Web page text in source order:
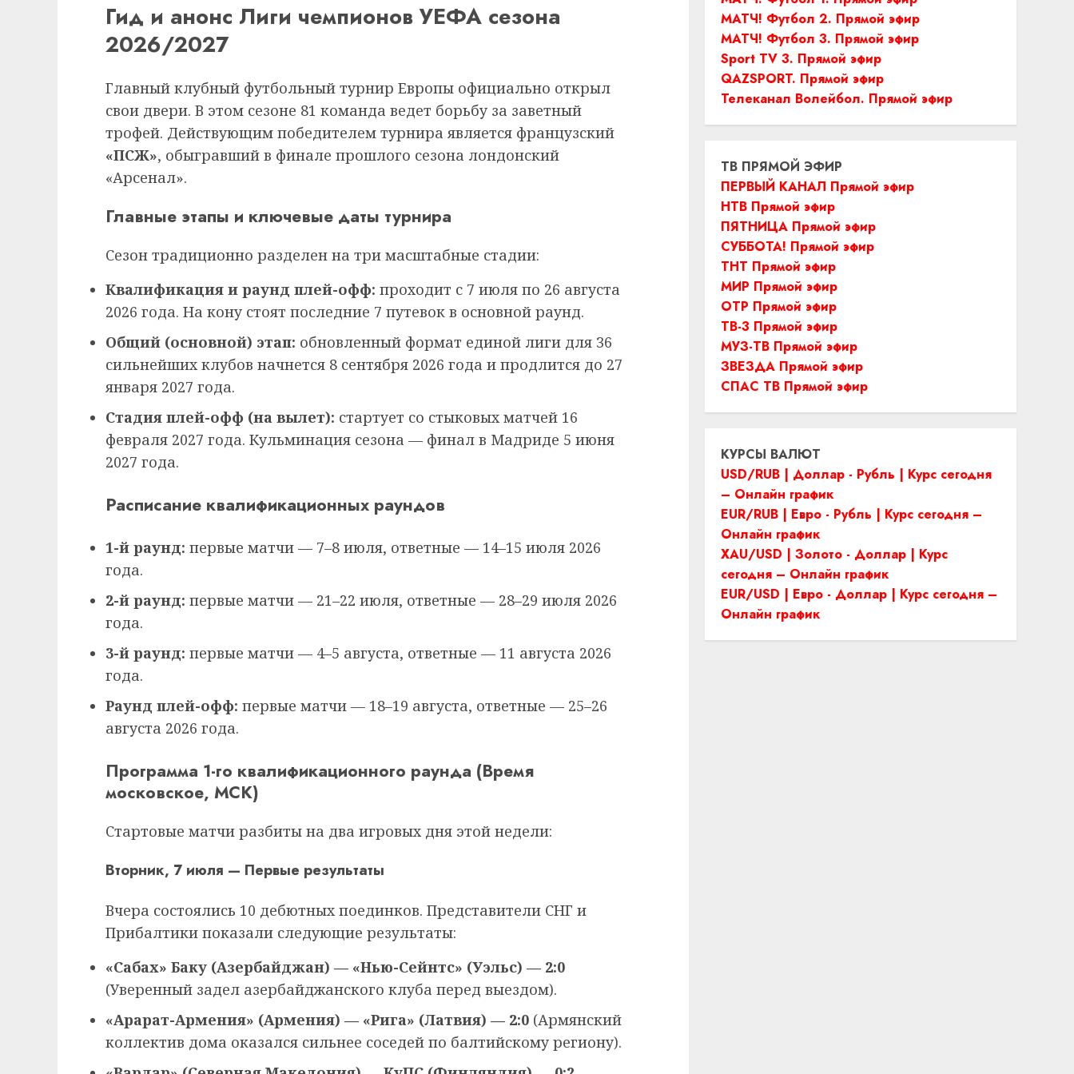
Гид и анонс Лиги чемпионов УЕФА сезона
2026/2027
Главный клубный футбольный турнир Европы официально открыл
свои двери. В этом сезоне 81 команда ведет борьбу за заветный
трофей. Действующим победителем турнира является французский
«ПСЖ», обыгравший в финале прошлого сезона лондонский
«Арсенал».
Главные этапы и ключевые даты турнира
Сезон традиционно разделен на три масштабные стадии:
Квалификация и раунд плей-офф: проходит с 7 июля по 26 августа
2026 года. На кону стоят последние 7 путевок в основной раунд.
Общий (основной) этап: обновленный формат единой лиги для 36
сильнейших клубов начнется 8 сентября 2026 года и продлится до 27
января 2027 года.
Стадия плей-офф (на вылет): стартует со стыковых матчей 16
февраля 2027 года. Кульминация сезона — финал в Мадриде 5 июня
2027 года.
Расписание квалификационных раундов
1-й раунд: первые матчи — 7–8 июля, ответные — 14–15 июля 2026
года.
2-й раунд: первые матчи — 21–22 июля, ответные — 28–29 июля 2026
года.
3-й раунд: первые матчи — 4–5 августа, ответные — 11 августа 2026
года.
Раунд плей-офф: первые матчи — 18–19 августа, ответные — 25–26
августа 2026 года.
Программа 1-го квалификационного раунда (Время
московское, МСК)
Стартовые матчи разбиты на два игровых дня этой недели:
Вторник, 7 июля — Первые результаты
Вчера состоялись 10 дебютных поединков. Представители СНГ и
Прибалтики показали следующие результаты:
«Сабах» Баку (Азербайджан) — «Нью-Сейнтс» (Уэльс) — 2:0
(Уверенный задел азербайджанского клуба перед выездом).
«Арарат-Армения» (Армения) — «Рига» (Латвия) — 2:0 (Армянский
коллектив дома оказался сильнее соседей по балтийскому региону).
МАТЧ! Футбол 2. Прямой эфир
МАТЧ! Футбол 3. Прямой эфир
Sport TV 3. Прямой эфир
QAZSPORT. Прямой эфир
Телеканал Волейбол. Прямой эфир
ТВ ПРЯМОЙ ЭФИР
ПЕРВЫЙ КАНАЛ Прямой эфир
НТВ Прямой эфир
ПЯТНИЦА Прямой эфир
СУББОТА! Прямой эфир
ТНТ Прямой эфир
МИР Прямой эфир
ОТР Прямой эфир
ТВ-3 Прямой эфир
МУЗ-ТВ Прямой эфир
ЗВЕЗДА Прямой эфир
СПАС ТВ Прямой эфир
КУРСЫ ВАЛЮТ
USD/RUB | Доллар - Рубль | Курс сегодня
– Онлайн график
EUR/RUB | Евро - Рубль | Курс сегодня –
Онлайн график
XAU/USD | Золото - Доллар | Курс
сегодня – Онлайн график
EUR/USD | Евро - Доллар | Курс сегодня –
Онлайн график